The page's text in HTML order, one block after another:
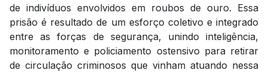
de indivíduos envolvidos em roubos de ouro. Essa
prisão é resultado de um esforço coletivo e integrado
entre as forças de segurança, unindo inteligência,
monitoramento e policiamento ostensivo para retirar
de circulação criminosos que vinham atuando nessa